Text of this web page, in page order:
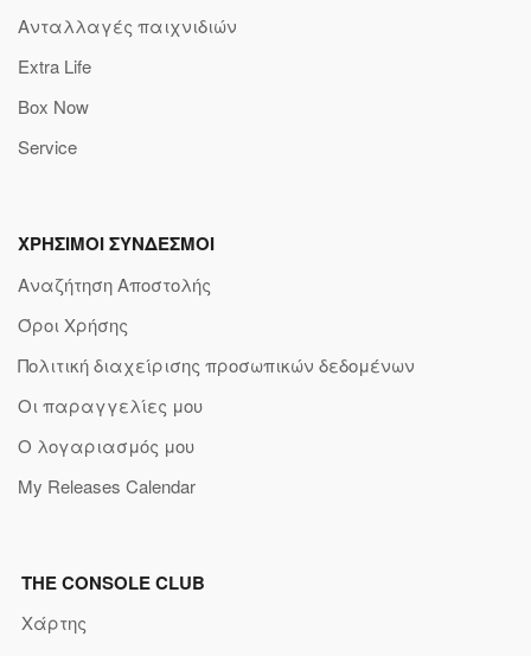
Ανταλλαγές παιχνιδιών
Extra Life
Box Now
Service
ΧΡΗΣΙΜΟΙ ΣΥΝΔΕΣΜΟΙ
Αναζήτηση Αποστολής
Όροι Χρήσης
Πολιτική διαχείρισης προσωπικών δεδομένων
Οι παραγγελίες μου
Ο λογαριασμός μου
My Releases Calendar
THE CONSOLE CLUB
Χάρτης